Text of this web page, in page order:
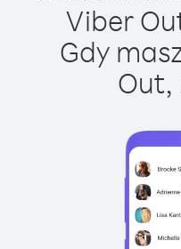
Viber
Gdy
Out,